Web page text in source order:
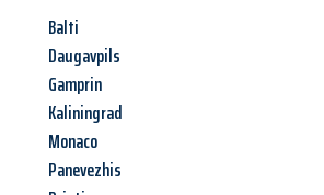
Balti
Daugavpils
Gamprin
Kaliningrad
Monaco
Panevezhis